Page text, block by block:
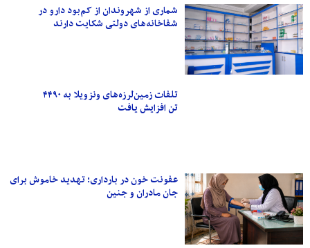
شماری از شهروندان از کم‌بود دارو در
شفاخانه‌های دولتی شکایت دارند
تلفات زمین‌لرزه‌های ونزویلا به ۴۴۹۰
تن افزایش یافت
عفونت خون در بارداری؛ تهدید خاموش برای
جان مادران و جنین